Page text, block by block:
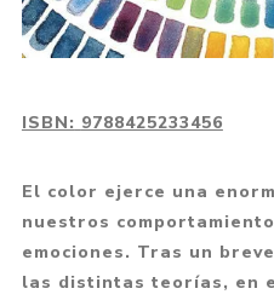
ISBN: 9788425233456
El color ejerce una
nuestros
emociones. Tras un
las distintas teorías, en